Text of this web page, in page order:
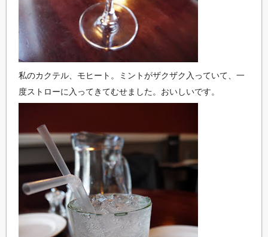
私のカクテル、モヒート。ミントがザクザク入っていて、一
度ストローに入ってきてむせました。おいしいです。